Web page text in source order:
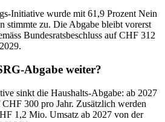
Initiative wurde mit 61,9 Prozent Nein
stimmte zu. Die Abgabe bleibt vorerst
Bundesratsbeschluss auf CHF 312
Abgabe weiter?
sinkt die Haushalts-Abgabe: ab 2027
300 pro Jahr. Zusätzlich werden
1,2 Mio. Umsatz ab 2027 von der